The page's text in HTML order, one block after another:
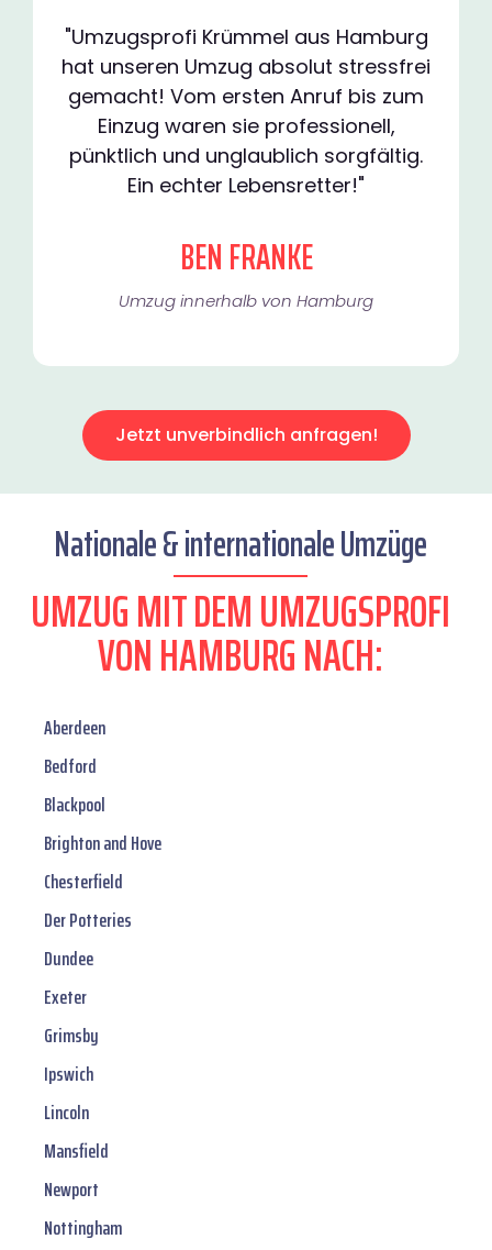
"Umzugsprofi Krümmel aus Hamburg
hat unseren Umzug absolut stressfrei
gemacht! Vom ersten Anruf bis zum
Einzug waren sie professionell,
pünktlich und unglaublich sorgfältig.
Ein echter Lebensretter!"
BEN FRANKE
Umzug innerhalb von Hamburg​
Jetzt unverbindlich anfragen!
Nationale & internationale Umzüge
UMZUG MIT DEM UMZUGSPROFI
VON HAMBURG NACH:
Aberdeen
Bedford
Blackpool
Brighton and Hove
Chesterfield
Der Potteries
Dundee
Exeter
Grimsby
Ipswich
Lincoln
Mansfield
Newport
Nottingham